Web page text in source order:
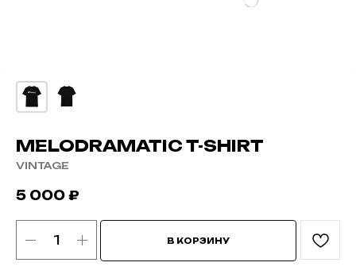
MELODRAMATIC T-SHIRT
VINTAGE
5 000 ₽
В КОРЗИНУ